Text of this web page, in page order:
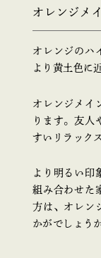
オレンジメ
オレンジのハ
より黄土色に
オレンジメイ
ります。友人
すいリラック
より明るい印
組み合わせた
方は、オレン
かがでしょう